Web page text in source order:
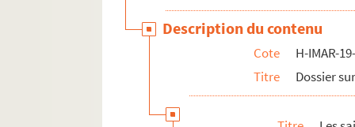
H-IMAR-22-32-110. Les quarante
H-IMAR-22-33-111. Les martyrs en Perse
H-IMAR-22-34-112. La tête de saint
H-IMAR-22-35-113. Les saints moines
H-IMAR-22-36-114. La légion fulminante
Description du contenu
Cote
H-IMAR-
Titre
Dossier